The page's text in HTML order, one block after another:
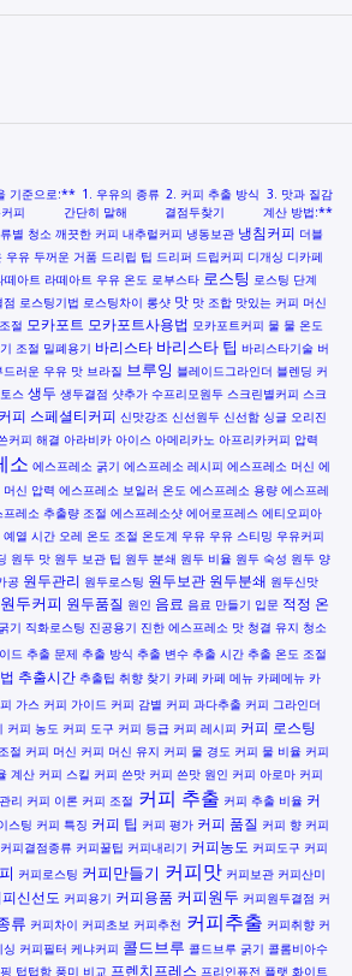
기준으로:** 1. 우유의 종류 2. 커피 추출 방식 3. 맛과 질감
피 간단히 말해 결점두찾기
계산 방법:**
별 청소 깨끗한 커피 내추럴커피 냉동보관 냉침커피 더블
우유 두꺼운 거품 드리립 팁 드리퍼 드립커피 디개싱 디카페
떼아트 라떼아트 우유 온도 로부스타 로스팅 로스팅 단계
점 로스팅기법 로스팅차이 롱샷 맛 맛 조합 맛있는 커피 머신
절 모카포트 모카포트사용법 모카포트커피 물 물 온도
조절 밀폐용기 바리스타 바리스타 팁 바리스타기술 버
드러운 우유 맛 브라질 브루잉 블레이드그라인더 블렌딩 커
스 생두 생두결점 샷추가 수프리모원두 스크린별커피 스크
피 스페셜티커피 신맛강조 신선원두 신선함 싱글 오리진
커피 해결 아라비카 아이스 아메리카노 아프리카커피 압력
소 에스프레소 굵기 에스프레소 레시피 에스프레소 머신 에
신 압력 에스프레소 보일러 온도 에스프레소 용량 에스프레
프레소 추출량 조절 에스프레소샷 에어로프레스 에티오피아
예열 시간 오레 온도 조절 온도계 우유 우유 스티밍 우유커피
원두 맛 원두 보관 팁 원두 분쇄 원두 비율 원두 숙성 원두 양
공 원두관리 원두로스팅 원두보관 원두분쇄 원두신맛
원두커피 원두품질 원인 음료 음료 만들기 입문 적정 온
기 직화로스팅 진공용기 진한 에스프레소 맛 청결 유지 청소
드 추출 문제 추출 방식 추출 변수 추출 시간 추출 온도 조절
추출시간 추출팁 취향 찾기 카페 카페 메뉴 카페메뉴 카
가스 커피 가이드 커피 감별 커피 과다추출 커피 그라인더
커피 농도 커피 도구 커피 등급 커피 레시피 커피 로스팅
절 커피 머신 커피 머신 유지 커피 물 경도 커피 물 비율 커피
계산 커피 스킬 커피 쓴맛 커피 쓴맛 원인 커피 아로마 커피
리 커피 이론 커피 조절 커피 추출 커피 추출 비율 커
스팅 커피 특징 커피 팁 커피 평가 커피 품질 커피 향 커피
커피결점종류 커피꿀팁 커피내리기 커피농도 커피도구 커피
커피로스팅 커피만들기 커피맛 커피보관 커피산미
신선도 커피용기 커피용품 커피원두 커피원두결점 커
류 커피차이 커피초보 커피추천 커피추출 커피취향 커
싱 커피필터 케냐커피 콜드브루 콜드브루 굵기 콜롬비아수
텁텁함 풍미 비교 프렌치프레스 프리인퓨전 플랫 화이트